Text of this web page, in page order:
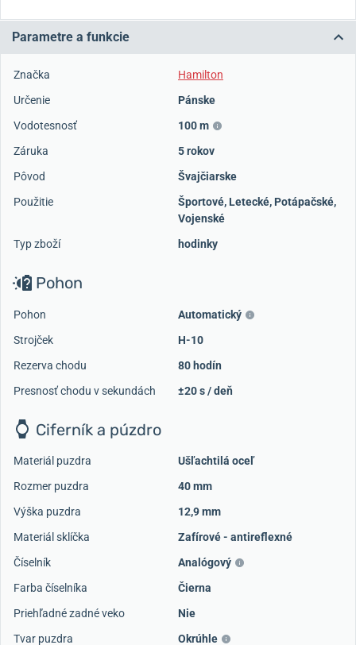
Parametre a funkcie
Značka
Hamilton
Určenie
Pánske
Vodotesnosť
100 m
Záruka
5 rokov
Pôvod
Švajčiarske
Použitie
Športové, Letecké, Potápačské,
Vojenské
Typ zboží
hodinky
Pohon
Pohon
Automatický
Strojček
H-10
Rezerva chodu
80 hodín
Presnosť chodu v sekundách
±20 s / deň
Ciferník a púzdro
Materiál puzdra
Ušľachtilá oceľ
Rozmer puzdra
40 mm
Výška puzdra
12,9 mm
Materiál sklíčka
Zafírové - antireflexné
Číselník
Analógový
Farba číselníka
Čierna
Priehľadné zadné veko
Nie
Tvar puzdra
Okrúhle